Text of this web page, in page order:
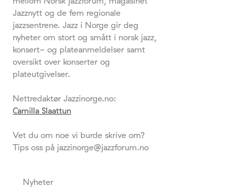
Jazznytt og de fem regionale
jazzsentrene. Jazz i Norge gir deg
nyheter om stort og smått i norsk jazz,
konsert- og plateanmeldelser samt
oversikt over konserter og
plateutgivelser.
Nettredaktør Jazzinorge.no:
Camilla Slaattun
Vet du om noe vi burde skrive om?
Tips oss på jazzinorge@jazzforum.no
Nyheter